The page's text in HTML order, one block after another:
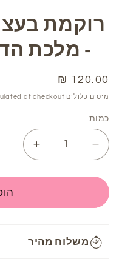
רוקמת
- מלכת הדבש -
מחיר
רגיל
120.00 ₪
מיסים כלוליםat checkout.
כמות
Decrease
quantity
for
בעצמי
מסיבת
תה
Increase
quantity
for
רוקמת
בעצמי
תה
משלוח מהיר